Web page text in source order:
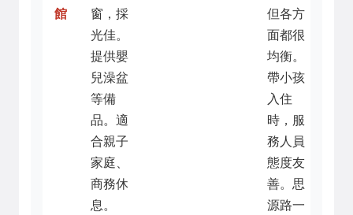
館
窗，採
光佳。
提供嬰
兒澡盆
等備
品。適
合親子
家庭、
商務休
息。
但各方
面都很
均衡。
帶小孩
入住
時，服
務人員
態度友
善。思
源路一